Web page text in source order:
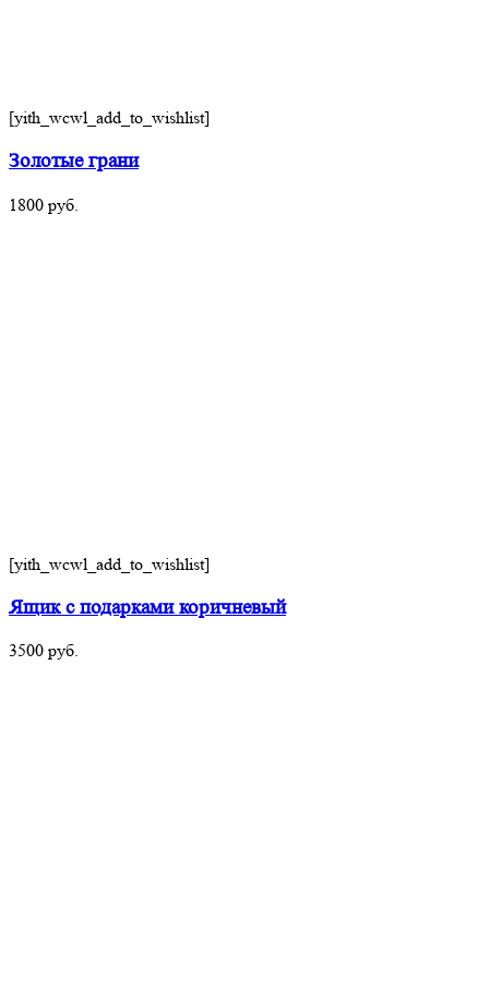
[yith_wcwl_add_to_wishlist]
Золотые грани
1800 руб.
[yith_wcwl_add_to_wishlist]
Ящик с подарками коричневый
3500 руб.